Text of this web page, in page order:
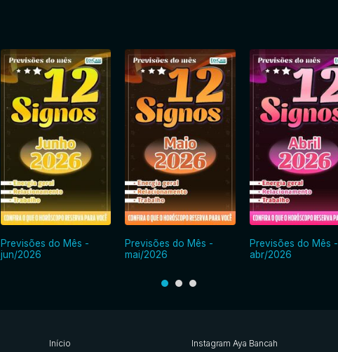
Previsões do Mês -
jun/2026
Previsões do Mês -
mai/2026
Previsões do Mês -
abr/2026
Início Instagram Aya Bancah